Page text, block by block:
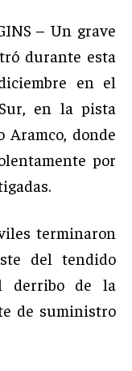
– Un grave
durante esta
en el
en la pista
donde
por
terminaron
del tendido
derribo de la
de suministro